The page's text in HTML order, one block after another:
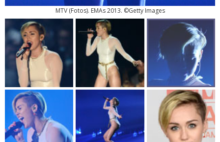
MTV(Fotos). EMAs 2013. ©Getty Images